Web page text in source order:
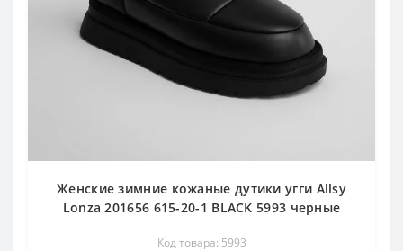
Женские зимние кожаные дутики угги Allsy
Lonza 201656 615-20-1 BLACK 5993 черные
Код товара: 5993